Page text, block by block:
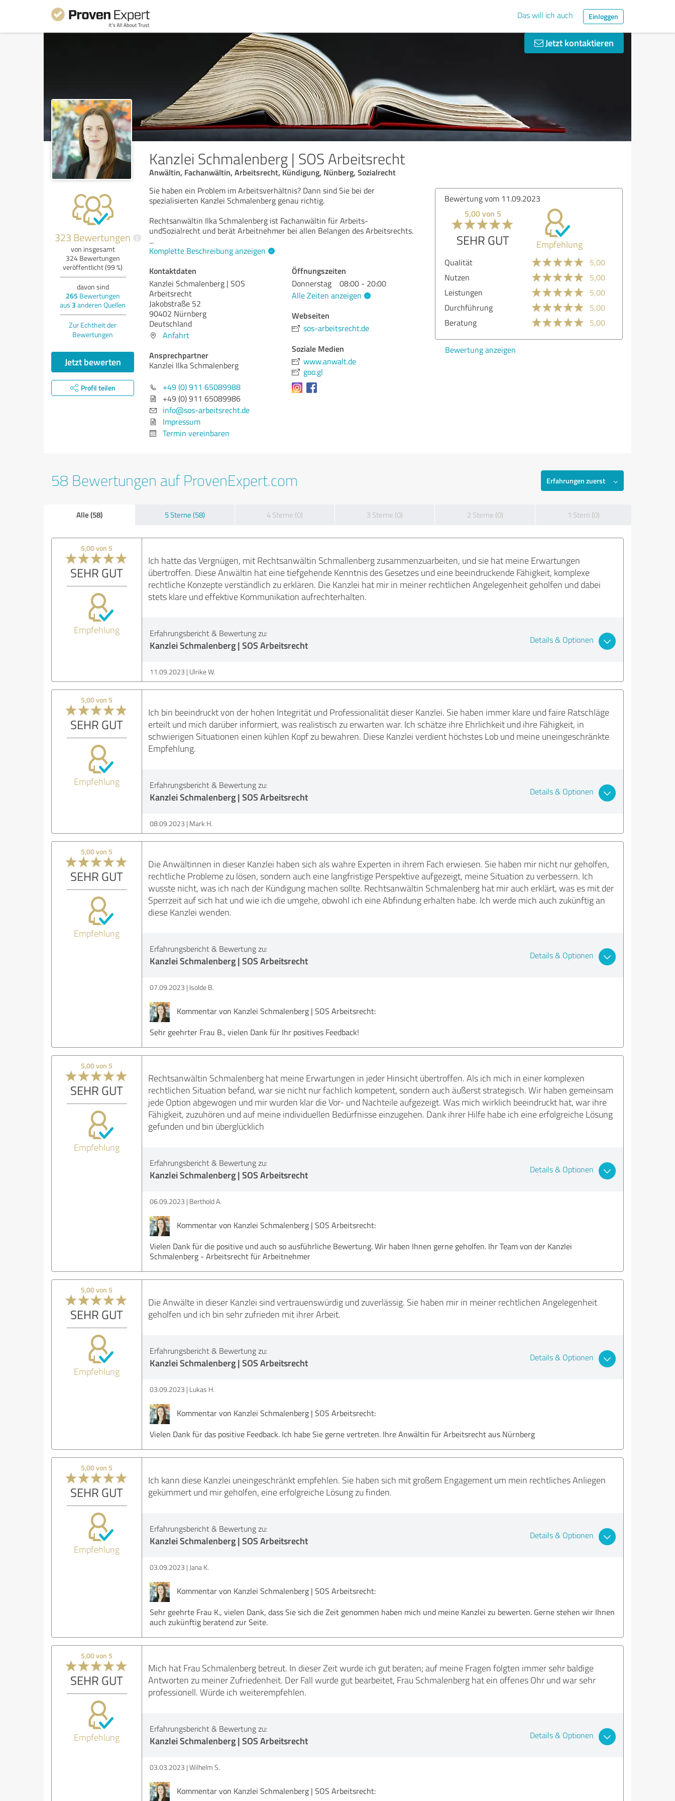
Das will ich auch Einloggen
Jetzt kontaktieren
Kanzlei Schmalenberg | SOS Arbeitsrecht
Anwältin, Fachanwältin, Arbeitsrecht, Kündigung, Nünberg, Sozialrecht
323 Bewertungen i
von insgesamt
324 Bewertungen
veröffentlicht (99 %)
davon sind
265 Bewertungen
aus 3 anderen Quellen
Zur Echtheit der
Bewertungen
Jetzt bewerten
Profil teilen
Sie haben ein Problem im Arbeitsverhältnis? Dann sind Sie bei der
spezialisierten Kanzlei Schmalenberg genau richtig.
Rechtsanwältin Ilka Schmalenberg ist Fachanwältin für Arbeits-
undSozialrecht und berät Arbeitnehmer bei allen Belangen des Arbeitsrechts.
...
Komplette Beschreibung anzeigen
Kontaktdaten
Kanzlei Schmalenberg | SOS
Arbeitsrecht
Jakobstraße 52
90402 Nürnberg
Deutschland
Anfahrt
Ansprechpartner
Kanzlei Ilka Schmalenberg
+49 (0) 911 65089988
+49 (0) 911 65089986
info@sos-arbeitsrecht.de
Impressum
Termin vereinbaren
Öffnungszeiten
Donnerstag
08:00 - 20:00
Alle Zeiten anzeigen
Webseiten
sos-arbeitsrecht.de
Soziale Medien
www.anwalt.de
goo.gl
Bewertung vom 08.09.2023
5,00 von 5
SEHR GUT Empfehlung
Qualität
5,00
Nutzen
5,00
Leistungen
5,00
Durchführung
5,00
Beratung
5,00
Bewertung anzeigen
58 Bewertungen auf ProvenExpert.com Erfahrungen zuerst
Alle (58) 5 Sterne (58) 4 Sterne (0) 3 Sterne (0) 2 Sterne (0) 1 Stern (0)
5,00 von 5
SEHR GUT
Empfehlung
Ich hatte das Vergnügen, mit Rechtsanwältin Schmallenberg zusammenzuarbeiten, und sie hat meine Erwartungen
übertroffen. Diese Anwältin hat eine tiefgehende Kenntnis des Gesetzes und eine beeindruckende Fähigkeit, komplexe
rechtliche Konzepte verständlich zu erklären. Die Kanzlei hat mir in meiner rechtlichen Angelegenheit geholfen und dabei
stets klare und effektive Kommunikation aufrechterhalten.
Erfahrungsbericht & Bewertung zu:
Kanzlei Schmalenberg | SOS Arbeitsrecht Details & Optionen
11.09.2023 Ulrike W.
5,00 von 5
SEHR GUT
Empfehlung
Ich bin beeindruckt von der hohen Integrität und Professionalität dieser Kanzlei. Sie haben immer klare und faire Ratschläge
erteilt und mich darüber informiert, was realistisch zu erwarten war. Ich schätze ihre Ehrlichkeit und ihre Fähigkeit, in
schwierigen Situationen einen kühlen Kopf zu bewahren. Diese Kanzlei verdient höchstes Lob und meine uneingeschränkte
Empfehlung.
Erfahrungsbericht & Bewertung zu:
Kanzlei Schmalenberg | SOS Arbeitsrecht Details & Optionen
08.09.2023 Mark H.
5,00 von 5
SEHR GUT
Empfehlung
Die Anwältinnen in dieser Kanzlei haben sich als wahre Experten in ihrem Fach erwiesen. Sie haben mir nicht nur geholfen,
rechtliche Probleme zu lösen, sondern auch eine langfristige Perspektive aufgezeigt, meine Situation zu verbessern. Ich
wusste nicht, was ich nach der Kündigung machen sollte. Rechtsanwältin Schmalenberg hat mir auch erklärt, was es mit der
Sperrzeit auf sich hat und wie ich die umgehe, obwohl ich eine Abfindung erhalten habe. Ich werde mich auch zukünftig an
diese Kanzlei wenden.
Erfahrungsbericht & Bewertung zu:
Kanzlei Schmalenberg | SOS Arbeitsrecht Details & Optionen
07.09.2023 Isolde B.
Kommentar von Kanzlei Schmalenberg | SOS Arbeitsrecht:
Sehr geehrter Frau B., vielen Dank für Ihr positives Feedback!
5,00 von 5
SEHR GUT
Empfehlung
Rechtsanwältin Schmalenberg hat meine Erwartungen in jeder Hinsicht übertroffen. Als ich mich in einer komplexen
rechtlichen Situation befand, war sie nicht nur fachlich kompetent, sondern auch äußerst strategisch. Wir haben gemeinsam
jede Option abgewogen und mir wurden klar die Vor- und Nachteile aufgezeigt. Was mich wirklich beeindruckt hat, war ihre
Fähigkeit, zuzuhören und auf meine individuellen Bedürfnisse einzugehen. Dank ihrer Hilfe habe ich eine erfolgreiche Lösung
gefunden und bin überglücklich
Erfahrungsbericht & Bewertung zu:
Kanzlei Schmalenberg | SOS Arbeitsrecht Details & Optionen
06.09.2023 Berthold A.
Kommentar von Kanzlei Schmalenberg | SOS Arbeitsrecht:
Vielen Dank für die positive und auch so ausführliche Bewertung. Wir haben Ihnen gerne geholfen. Ihr Team von der Kanzlei
Schmalenberg - Arbeitsrecht für Arbeitnehmer
5,00 von 5
SEHR GUT
Empfehlung
Die Anwälte in dieser Kanzlei sind vertrauenswürdig und zuverlässig. Sie haben mir in meiner rechtlichen Angelegenheit
geholfen und ich bin sehr zufrieden mit ihrer Arbeit.
Erfahrungsbericht & Bewertung zu:
Kanzlei Schmalenberg | SOS Arbeitsrecht Details & Optionen
03.09.2023 Lukas H.
Kommentar von Kanzlei Schmalenberg | SOS Arbeitsrecht:
Vielen Dank für das positive Feedback. Ich habe Sie gerne vertreten. Ihre Anwältin für Arbeitsrecht aus Nürnberg
5,00 von 5
SEHR GUT
Empfehlung
Ich kann diese Kanzlei uneingeschränkt empfehlen. Sie haben sich mit großem Engagement um mein rechtliches Anliegen
gekümmert und mir geholfen, eine erfolgreiche Lösung zu finden.
Erfahrungsbericht & Bewertung zu:
Kanzlei Schmalenberg | SOS Arbeitsrecht Details & Optionen
03.09.2023 Jana K.
Kommentar von Kanzlei Schmalenberg | SOS Arbeitsrecht:
Sehr geehrte Frau K., vielen Dank, dass Sie sich die Zeit genommen haben mich und meine Kanzlei zu bewerten. Gerne stehen wir Ihnen
auch zukünftig beratend zur Seite.
5,00 von 5
SEHR GUT
Empfehlung
Mich hat Frau Schmalenberg betreut. In dieser Zeit wurde ich gut beraten; auf meine Fragen folgten immer sehr baldige
Antworten zu meiner Zufriedenheit. Der Fall wurde gut bearbeitet, Frau Schmalenberg hat ein offenes Ohr und war sehr
professionell. Würde ich weiterempfehlen.
Erfahrungsbericht & Bewertung zu:
Kanzlei Schmalenberg | SOS Arbeitsrecht Details & Optionen
03.03.2023 Wilhelm S.
Kommentar von Kanzlei Schmalenberg | SOS Arbeitsrecht: